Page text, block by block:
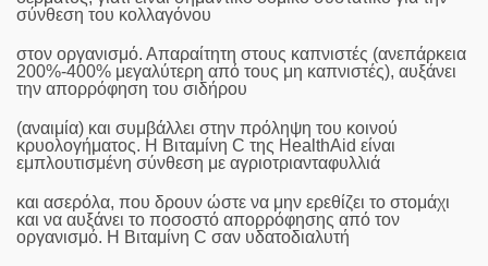
σύνθεση του κολλαγόνου
στον οργανισμό. Απαραίτητη στους καπνιστές (ανεπάρκεια
200%-400% μεγαλύτερη από τους μη καπνιστές), αυξάνει
την απορρόφηση του σιδήρου
(αναιμία) και συμβάλλει στην πρόληψη του κοινού
κρυολογήματος. Η Βιταμίνη C της HealthAid είναι
εμπλουτισμένη σύνθεση με αγριοτριανταφυλλιά
και ασερόλα, που δρουν ώστε να μην ερεθίζει το στομάχι
και να αυξάνει το ποσοστό απορρόφησης από τον
οργανισμό. Η Βιταμίνη C σαν υδατοδιαλυτή